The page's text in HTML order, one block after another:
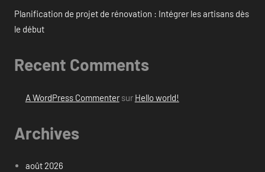
Planification de projet de rénovation : Intégrer les artisans dès
le début
Recent Comments
A WordPress Commentersur Hello world!
Archives
août 2026